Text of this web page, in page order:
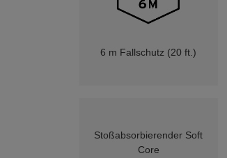
6 m Fallschutz (20 ft.)
Stoßabsorbierender Soft
Core